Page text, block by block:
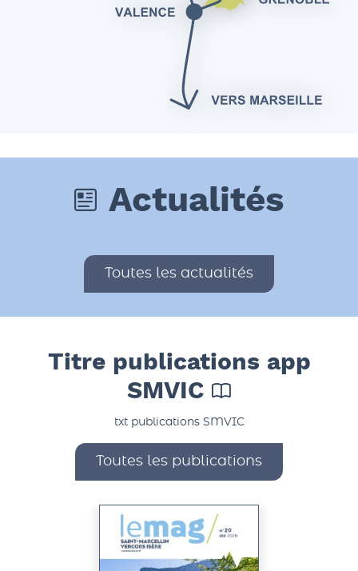
Toutes les actualités
Titre publications app
SMVIC
txt publications SMVIC
Toutes les publications